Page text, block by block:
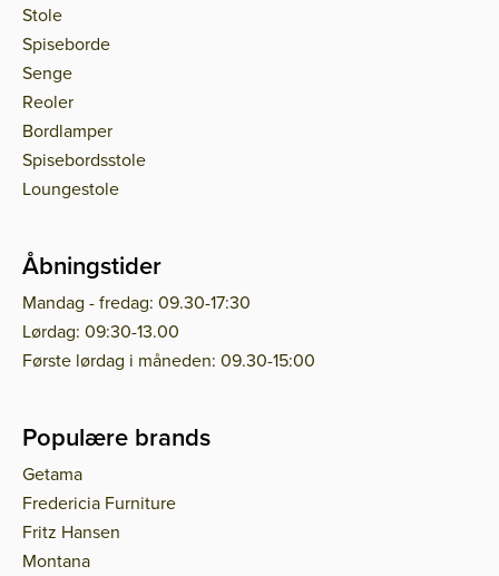
Stole
Spiseborde
Senge
Reoler
Bordlamper
Spisebordsstole
Loungestole
Åbningstider
Mandag - fredag: 09.30-17:30
Lørdag: 09:30-13.00
Første lørdag i måneden: 09.30-15:00
Populære brands
Getama
Fredericia Furniture
Fritz Hansen
Montana